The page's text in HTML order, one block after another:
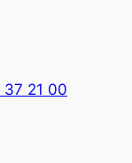
37 21 00